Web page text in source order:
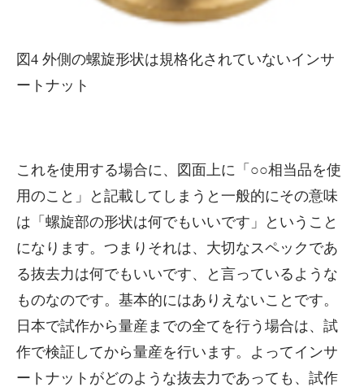
図4 外側の螺旋形状は規格化されていないインサ
ートナット
これを使用する場合に、図面上に「○○相当品を使
用のこと」と記載してしまうと一般的にその意味
は「螺旋部の形状は何でもいいです」ということ
になります。つまりそれは、大切なスペックであ
る抜去力は何でもいいです、と言っているような
ものなのです。基本的にはありえないことです。
日本で試作から量産までの全てを行う場合は、試
作で検証してから量産を行います。よってインサ
ートナットがどのような抜去力であっても、試作